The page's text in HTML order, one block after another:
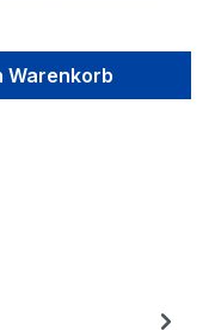
zurzeit nicht verfügbar.)
Warenkorb